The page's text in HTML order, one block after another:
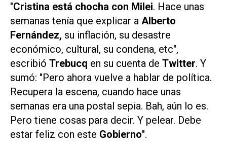
"Cristina está chocha con Milei. Hace unas
semanas tenía que explicar a Alberto
Fernández, su inflación, su desastre
económico, cultural, su condena, etc",
escribió Trebucq en su cuenta de Twitter. Y
sumó: "Pero ahora vuelve a hablar de política.
Recupera la escena, cuando hace unas
semanas era una postal sepia. Bah, aún lo es.
Pero tiene cosas para decir. Y pelear. Debe
estar feliz con este Gobierno".